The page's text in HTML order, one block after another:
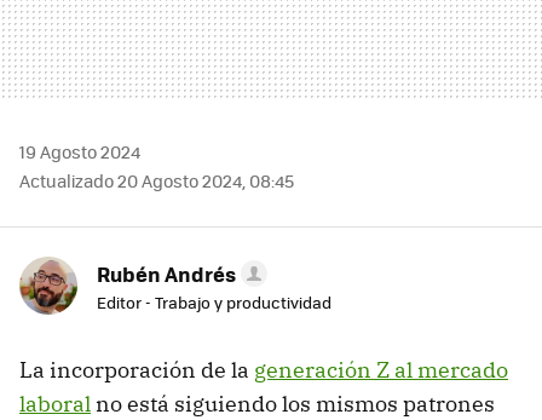
19 Agosto 2024
Actualizado 20 Agosto 2024, 08:45
Rubén Andrés
Editor - Trabajo y productividad
La incorporación de la generación Z al mercado
laboral no está siguiendo los mismos patrones